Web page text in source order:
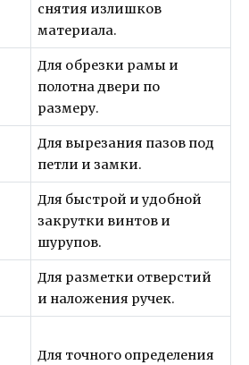
снятия излишков
материала.
Для обрезки рамы и
полотна двери по
размеру.
Для вырезания пазов под
петли и замки.
Для быстрой и удобной
закрутки винтов и
шурупов.
Для разметки отверстий
и наложения ручек.
Для точного определения